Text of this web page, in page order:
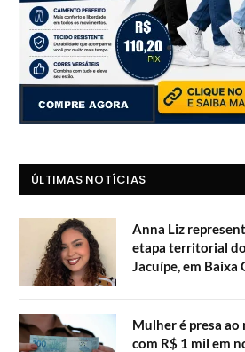
ÚLTIMAS NOTÍCIAS
Anna Liz
etapa territorial
Jacuípe, em Baixa
Mulher é presa
com R$ 1 mil em